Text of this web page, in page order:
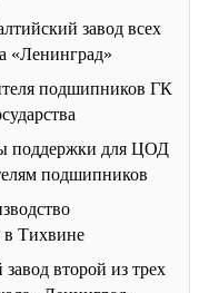
завод всех
«Ленинград»
подшипников ГК
поддержки для ЦОД
подшипников
в Тихвине
второй из трех